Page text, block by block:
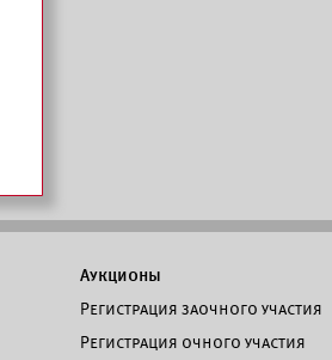
Аукционы
Регистрация заочного участия
Регистрация очного участия